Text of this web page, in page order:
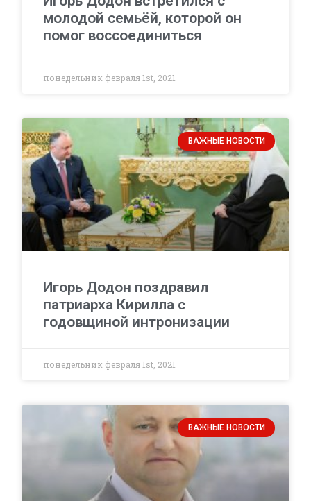
молодой семьёй, которой он
помог воссоединиться
понедельник февраля 1st, 2021
ВАЖНЫЕ НОВОСТИ
Игорь Додон поздравил
патриарха Кирилла с
годовщиной интронизации
понедельник февраля 1st, 2021
ВАЖНЫЕ НОВОСТИ